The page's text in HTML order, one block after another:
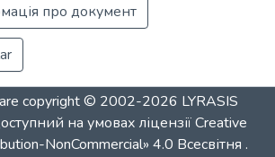
про документ
copyright © 2002-2026 LYRASIS
на умовах ліцензіїCreative
NonCommercial» 4.0 Всесвітня .